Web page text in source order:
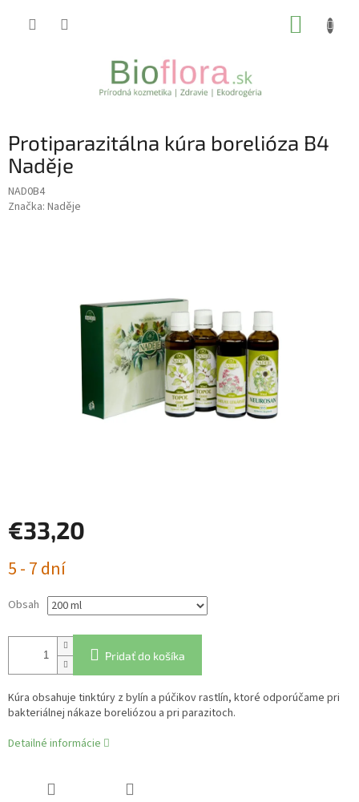
Protiparazitálna kúra borelióza B4
Naděje
NAD0B4
Značka: Naděje
€33,20
cena:
5 - 7 dní
Obsah
Pridať do košíka
Kúra obsahuje tinktúry z bylín a púčikov rastlín, ktoré odporúčame pri
bakteriálnej nákaze boreliózou a pri parazitoch.
Detailné informácie